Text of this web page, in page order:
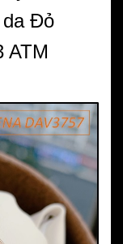
da Đỏ
ATM